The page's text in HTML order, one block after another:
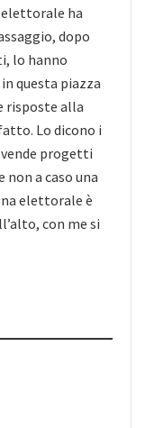
ha
dopo
lo hanno
questa piazza
risposte alla
Lo dicono i
progetti
non a caso una
elettorale è
con me si